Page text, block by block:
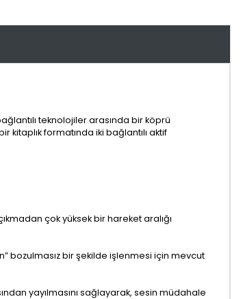
teknolojiler arasında bir köprü
formatında iki bağlantılı aktif
çok yüksek bir hareket aralığı
bozulmasız bir şekilde işlenmesi için mevcut
yayılmasını sağlayarak, sesin müdahale